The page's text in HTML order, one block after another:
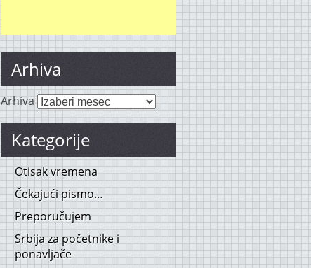
Arhiva
Arhiva
Kategorije
Otisak vremena
Čekajući pismo…
Preporučujem
Srbija za početnike i
ponavljače